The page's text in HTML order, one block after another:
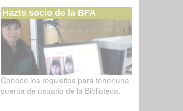
Hazte socio de la BFA
Conoce los requisitos para tener una
cuenta de usuario de la Biblioteca.